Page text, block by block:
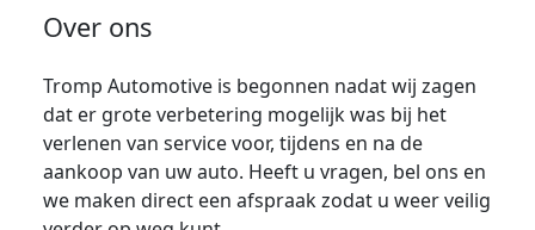
Over ons
Tromp Automotive is begonnen nadat wij zagen
dat er grote verbetering mogelijk was bij het
verlenen van service voor, tijdens en na de
aankoop van uw auto. Heeft u vragen, bel ons en
we maken direct een afspraak zodat u weer veilig